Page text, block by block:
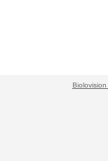
Biolovision